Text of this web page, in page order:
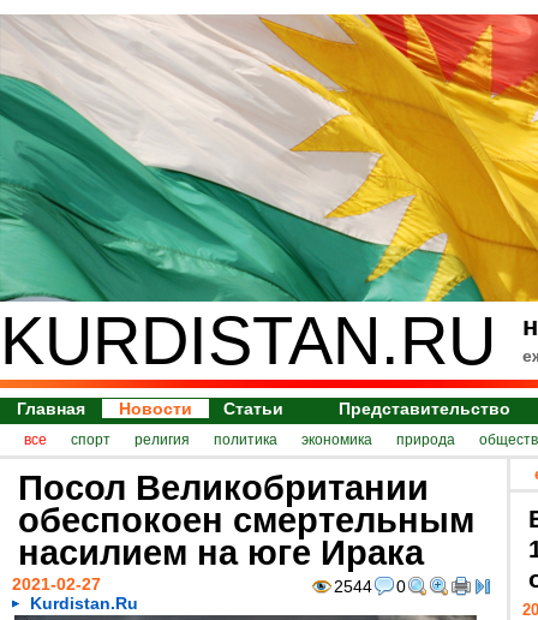
KURDISTAN.RU
Главная Новости Статьи Представительство
все спорт религия политика экономика природа
Посол Великобритании
обеспокоен смертельным
насилием на юге Ирака
2544 0
2021-02-27
Kurdistan.Ru